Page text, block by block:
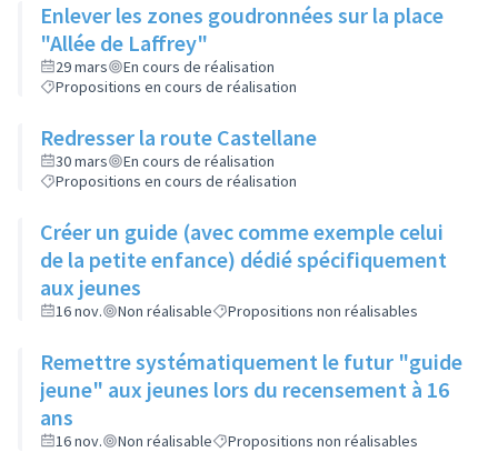
Enlever les zones goudronnées sur la place
"Allée de Laffrey"
29 mars
En cours de réalisation
Propositions en cours de réalisation
Redresser la route Castellane
30 mars
En cours de réalisation
Propositions en cours de réalisation
Créer un guide (avec comme exemple celui
de la petite enfance) dédié spécifiquement
aux jeunes
16 nov. Non réalisable Propositions non réalisables
Remettre systématiquement le futur "guide
jeune" aux jeunes lors du recensement à 16
ans
16 nov. Non réalisable Propositions non réalisables